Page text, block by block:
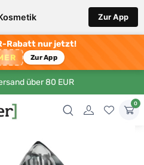
Zur App
Rabatt nur jetzt!
Zur App
über 80 EUR
0